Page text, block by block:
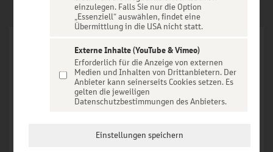
Dass ein Gedankengigant wie Olaf Schubert auf alle Fragen
eine Antwort weiß, gilt als Grundschulwissen. Doch nun
macht Schubert den nächsten großen Schritt. Er stellt
Also eine Frage, die selbst Fragen stellt. Dass sich hierbei der
einzulegen. Falls Sie nur die Option
„Essenziell“ auswählen, findet eine
Übermittlung in die USA nicht statt.
Externe Inhalte (YouTube & Vimeo)
Erforderlich für die Anzeige von externen
Medien und Inhalten von Drittanbietern. Der
Anbieter kann seinerseits Cookies setzen. Es
gelten die jeweiligen
Datenschutzbestimmungen des Anbieters.
Einstellungen speichern